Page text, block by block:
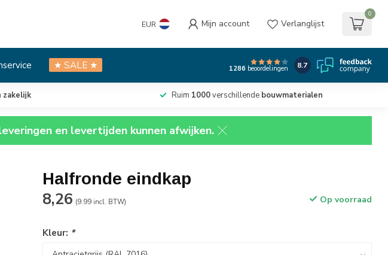
EUR Mijn account Verlanglijst
0
★ SALE ★ 1286 beoordelingen 8.7
zakelijk Ruim 1000verschillende bouwmaterialen
en levertijden kunnen afwijken.
Halfronde eindkap
8,26 (9.99 incl. BTW) Op voorraad
Kleur: *